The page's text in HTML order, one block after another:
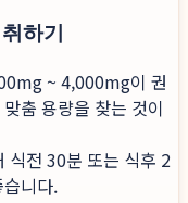
하기
~ 4,000mg이 권
춤 용량을 찾는 것이
식전 30분 또는 식후 2
니다.